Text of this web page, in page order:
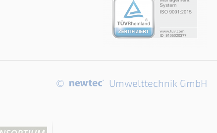
© Umwelttechnik GmbH